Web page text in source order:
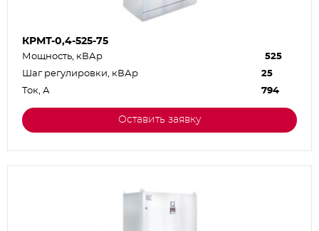
КРМТ-0,4-525-75
Мощность, кВАр
525
Шаг регулировки, кВАр
25
Ток, А
794
Оставить заявку